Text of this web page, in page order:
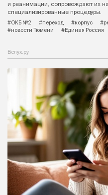
и реанимации, сопровождают их
специализированные процедуры.
#ОКБ №2
#переход #корпус
#новости Тюмени
#Единая Россия
Вслух.ру